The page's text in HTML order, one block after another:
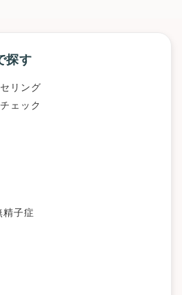
探す
リング
ェック
子症